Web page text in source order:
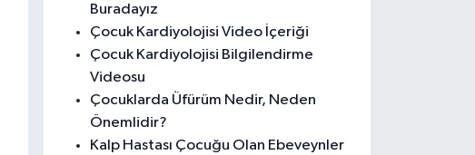
Buradayız
Çocuk Kardiyolojisi Video İçeriği
Çocuk Kardiyolojisi Bilgilendirme
Videosu
Çocuklarda Üfürüm Nedir, Neden
Önemlidir?
Kalp Hastası Çocuğu Olan Ebeveynler